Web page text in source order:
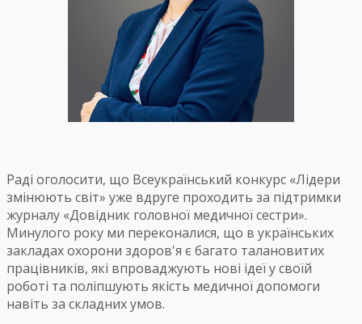
Раді оголосити, що Всеукраїнський конкурс «Лідери
змінюють світ» уже вдруге проходить за підтримки
журналу «Довідник головної медичної сестри».
Минулого року ми переконалися, що в українських
закладах охорони здоров'я є багато талановитих
працівників, які впроваджують нові ідеї у своїй
роботі та поліпшують якість медичної допомоги
навіть за складних умов.